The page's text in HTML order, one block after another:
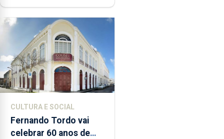
CULTURA E SOCIAL
Fernando Tordo vai
celebrar 60 anos de